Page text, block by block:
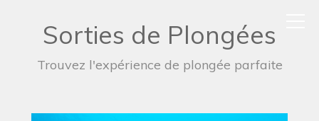
Sorties de Plongées
Trouvez l'expérience de plongée parfaite